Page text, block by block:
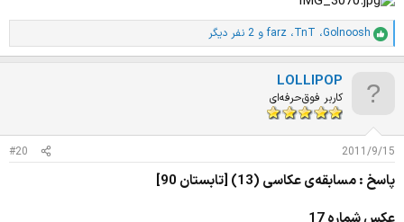
ا
م
ت
Golnoosh، TnT، farzو 2 نفر دیگر
LOLLIPOP
کاربر فوق‌حرفه‌ای
2011/9/15
#20
پاسخ : مسابقه‌ی عکاسی (13) [تابستان 90]